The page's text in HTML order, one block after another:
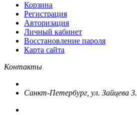
Корзина
Регистрация
Авторизация
Личный кабинет
Восстановление пароля
Карта сайта
Контакты
Санкт-Петербург, ул. Зайцева 3.